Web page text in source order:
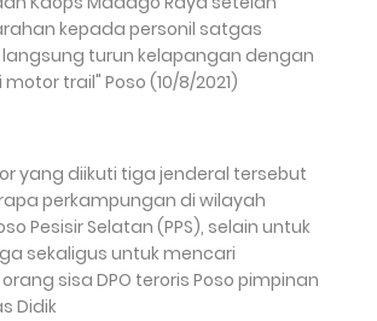
kepada personil satgas
turun kelapangan dengan
trail" Poso (10/8/2021)
yang diikuti tiga jenderal tersebut
perkampungan di wilayah
Pesisir Selatan (PPS), selain untuk
sekaligus untuk mencari
sisa DPO teroris Poso pimpinan
Didik